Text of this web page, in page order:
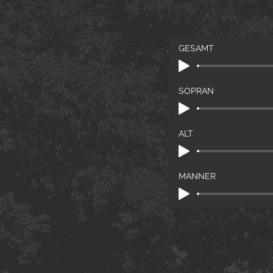
GESAMT
SOPRAN
ALT
MÄNNER